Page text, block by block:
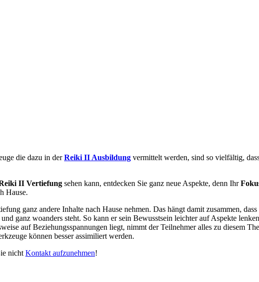
die dazu in derReiki II Ausbildung vermittelt werden, sind so vielfältig,
II Vertiefung sehen kann, entdecken Sie ganz neue Aspekte, denn Ihr
Hause.
ganz andere Inhalte nach Hause nehmen. Das hängt damit zusammen,
ganz woanders steht. So kann er sein Bewusstsein leichter auf Aspekte
auf Beziehungsspannungen liegt, nimmt der Teilnehmer alles zu diesem
können besser assimiliert werden.
nicht Kontakt aufzunehmen!